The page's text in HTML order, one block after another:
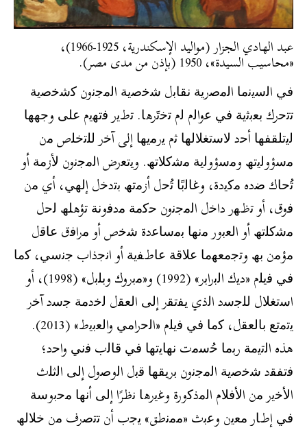
عبد الهادي الجزار (مواليد الإسكندرية، 1925-1966)،
«محاسيب السيدة»، 1950 (بإذن من مدى مصر).
ﻓﻲ اﻟﺳﯾﻧﻣﺎ اﻟﻣﺻرﯾﺔ ﻧﻘﺎﺑل ﺷﺧﺻﯾﺔ اﻟﻣﺟﻧون ﻛﺷﺧﺻﯾﺔ
ﺗﺗﺣرك ﺑﻌﺑﺛﯾﺔ ﻓﻲ ﻋواﻟم ﻟم ﺗﺧﺗَرھﺎ. ﺗطﯾر ﻓﺗﮭﯾم ﻋﻠﻰ وﺟﮭﮭﺎ
ﻟﯾﺗﻠﻘﻔﮭﺎ أﺣد ﻻﺳﺗﻐﻼﻟﮭﺎ ﺛم ﯾرﻣﯾﮭﺎ إلى آﺧر ﻟﻠﺗﺧﻠص ﻣن
ﻣﺳؤوﻟﯾﺗﮫ وﻣﺳؤوﻟﯾﺔ ﻣﺷﻛﻼﺗﮫ. وﯾﺗﻌرض اﻟﻣﺟﻧون ﻷزﻣﺔ أو
ﺗُﺣﺎك ﺿده ﻣﻛﯾدة، وﻏﺎﻟﺑًﺎ ﺗُﺣل أزﻣﺗﮫ ﺑﺗدﺧل إﻟﮭﻲ، أي ﻣن
ﻓوق، أو ﺗظﮭر داﺧل اﻟﻣﺟﻧون ﺣﻛﻣﺔ ﻣدﻓوﻧﺔ ﺗؤھﻠﮫ ﻟﺣل
ﻣﺷﻛﻠﺗﮫ أو اﻟﻌﺑور ﻣﻧﮭﺎ ﺑﻣﺳﺎﻋدة ﺷﺧص أو ﻣراﻓق ﻋﺎﻗل
ﻣؤﻣن ﺑﮫ وﺗﺟﻣﻌﮭﻣﺎ ﻋﻼﻗﺔ ﻋﺎطﻔﯾﺔ أو اﻧﺟذاب ﺟﻧﺳﻲ، ﻛﻣﺎ
ﻓﻲ ﻓﯾﻠم «دﯾك اﻟﺑراﺑر» (1992) و«ﻣﺑروك وﺑﻠﺑل» (1998)، أو
اﺳﺗﻐﻼل ﻟﻠﺟﺳد اﻟذي ﯾﻔﺗﻘر إﻟﻰ اﻟﻌﻘل ﻟﺧدﻣﺔ ﺟﺳد آﺧر
ﯾﺗﻣﺗﻊ ﺑﺎﻟﻌﻘل، ﻛﻣﺎ ﻓﻲ ﻓﯾﻠم «اﻟﺣراﻣﻲ واﻟﻌﺑﯾط» (2013).
ھذه اﻟﺗﯾﻣﺔ رﺑﻣﺎ ﺣُﺳﻣت ﻧﮭﺎﯾﺗﮭﺎ ﻓﻲ ﻗﺎﻟب ﻓﻧﻲ واﺣد؛
ﻓﺗﻔﻘد ﺷﺧﺻﯾﺔ اﻟﻣﺟﻧون ﺑرﯾﻘﮭﺎ ﻗﺑل اﻟوﺻول إﻟﻰ اﻟﺛﻠث
اﻷﺧﯾر ﻣن اﻷﻓﻼم اﻟﻣذﻛورة وﻏﯾرھﺎ ﻧظرًا إﻟﻰ أﻧﮭﺎ ﻣﺣﺑوﺳﺔ
ﻓﻲ إطﺎر ﻣﻌﯾن وﻋﺑث «ﻣﻣﻧطق» ﯾﺟب أن ﺗﺗﺻرف ﻣن ﺧﻼﻟﮫ